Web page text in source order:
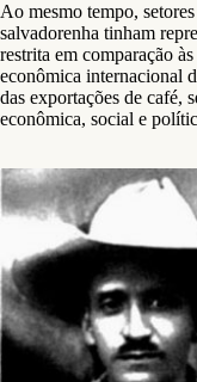
Ao mesmo tempo,
salvadorenha tinham
restrita em comparação
econômica internacional
das exportações de café,
econômica, social e